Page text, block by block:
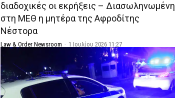
διαδοχικές οι εκρήξεις – Διασωληνωμένη
στη ΜΕΘ η μητέρα της Αφροδίτης
Νέστορα
Law & Order Newsroom - 1 Ιουλίου 2026 11:27